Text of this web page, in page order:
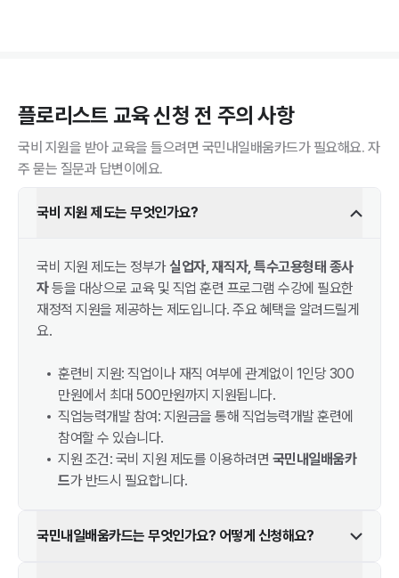
플로리스트 교육 신청 전 주의 사항
국비 지원을 받아 교육을 들으려면 국민내일배움카드가 필요해요. 자
주 묻는 질문과 답변이에요.
국비 지원 제도는 무엇인가요?
국비 지원 제도는 정부가실업자, 재직자, 특수고용형태 종사
자등을 대상으로 교육 및 직업 훈련 프로그램 수강에 필요한
재정적 지원을 제공하는 제도입니다. 주요 혜택을 알려드릴게
요.
훈련비 지원: 직업이나 재직 여부에 관계없이 1인당 300
만원에서 최대 500만원까지 지원됩니다.
직업능력개발 참여: 지원금을 통해 직업능력개발 훈련에
참여할 수 있습니다.
지원 조건: 국비 지원 제도를 이용하려면 국민내일배움카
드가 반드시 필요합니다.
국민내일배움카드는 무엇인가요? 어떻게 신청해요?